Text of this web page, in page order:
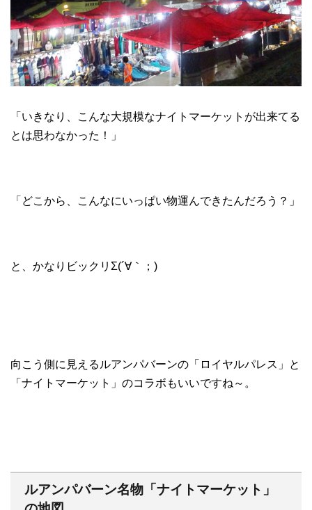
「いきなり、こんな大規模なナイトマーケットが出来てる
とは思わなかった！」
「どこから、こんなにいっぱい物運んできたんだろう？」
と、かなりビックリΣ(´∀｀；)
向こう側に見えるルアンパバーンの「ロイヤルパレス」と
「ナイトマーケット」のコラボもいいですね～。
ルアンパバーン名物「ナイトマーケット」